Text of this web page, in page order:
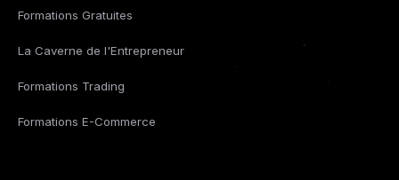
Formations Gratuites
La Caverne de l'Entrepreneur
Formations Trading
Formations E-Commerce